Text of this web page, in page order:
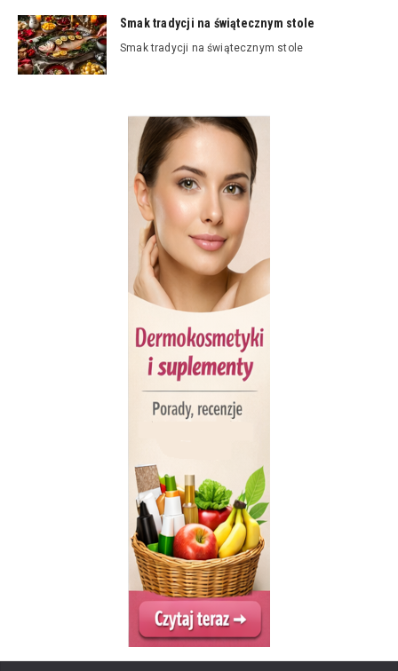
Smak tradycji na świątecznym stole
Smak tradycji na świątecznym stole